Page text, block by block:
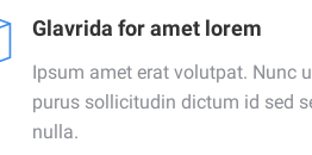
Glavrida for amet lorem
Ipsum amet erat volutpat. Nunc
purus sollicitudin dictum id sed
nulla.